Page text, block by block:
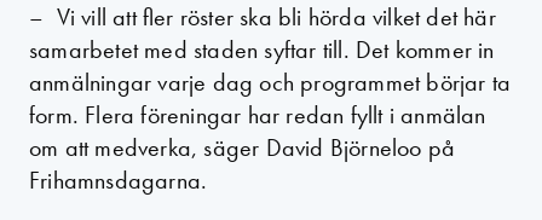
– Vi vill att fler röster ska bli hörda vilket det här
samarbetet med staden syftar till. Det kommer in
anmälningar varje dag och programmet börjar ta
form. Flera föreningar har redan fyllt i anmälan
om att medverka, säger David Björneloo på
Frihamnsdagarna.